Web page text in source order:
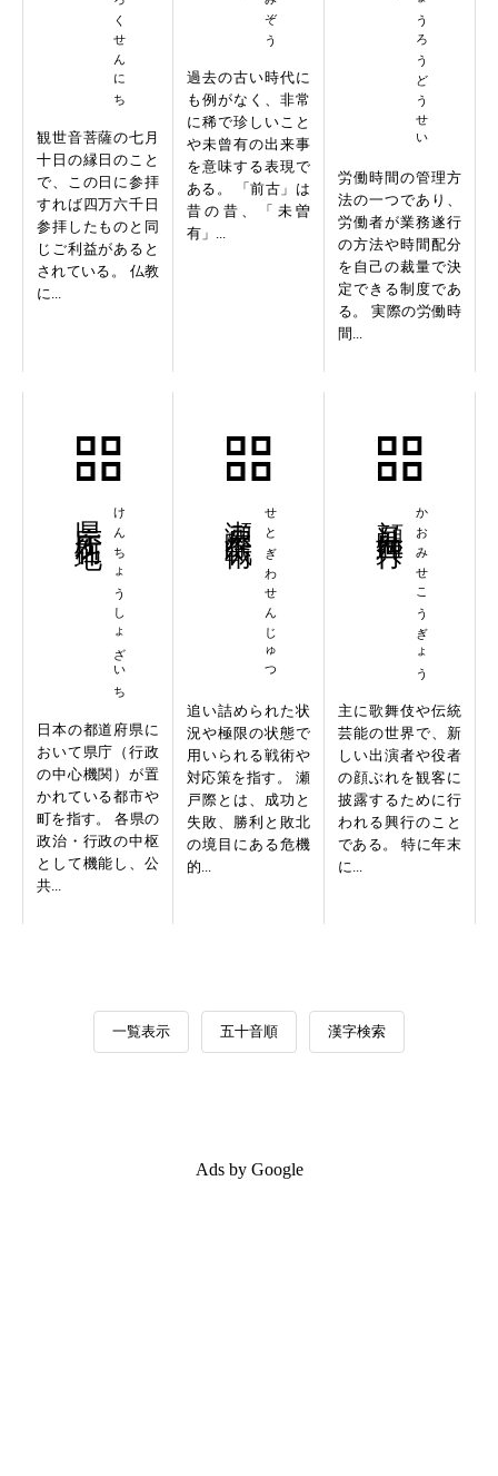
観世音菩薩の七月
十日の縁日のこと
で、この日に参拝
すれば四万六千日
参拝したものと同
じご利益があると
されている。 仏教
に...
過去の古い時代に
も例がなく、非常
に稀で珍しいこと
や未曾有の出来事
を意味する表現で
ある。 「前古」は
昔の昔、「未曽
有」...
労働時間の管理方
法の一つであり、
労働者が業務遂行
の方法や時間配分
を自己の裁量で決
定できる制度であ
る。 実際の労働時
間...
けんちょうしょざいち
日本の都道府県に
おいて県庁（行政
の中心機関）が置
かれている都市や
町を指す。 各県の
政治・行政の中枢
として機能し、公
共...
せとぎわせんじゅつ
追い詰められた状
況や極限の状態で
用いられる戦術や
対応策を指す。 瀬
戸際とは、成功と
失敗、勝利と敗北
の境目にある危機
的...
かおみせこうぎょう
主に歌舞伎や伝統
芸能の世界で、新
しい出演者や役者
の顔ぶれを観客に
披露するために行
われる興行のこと
である。 特に年末
に...
一覧表示 五十音順 漢字検索
Ads by Google